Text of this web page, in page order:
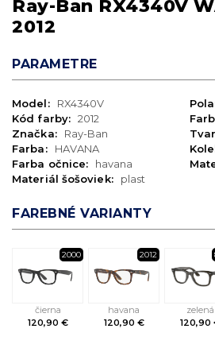
Ray-Ban RX4340V
2012
PARAMETRE
Model:
RX4340V
Kód farby: 2012
Značka:
Ray-Ban
Farba:
HAVANA
Farba očnice:
havana
Materiál šošoviek:
plast
FAREBNÉ VARIANTY
2000
čierna
120,90 €
2012
havana
120,90 €
zelená
120,90